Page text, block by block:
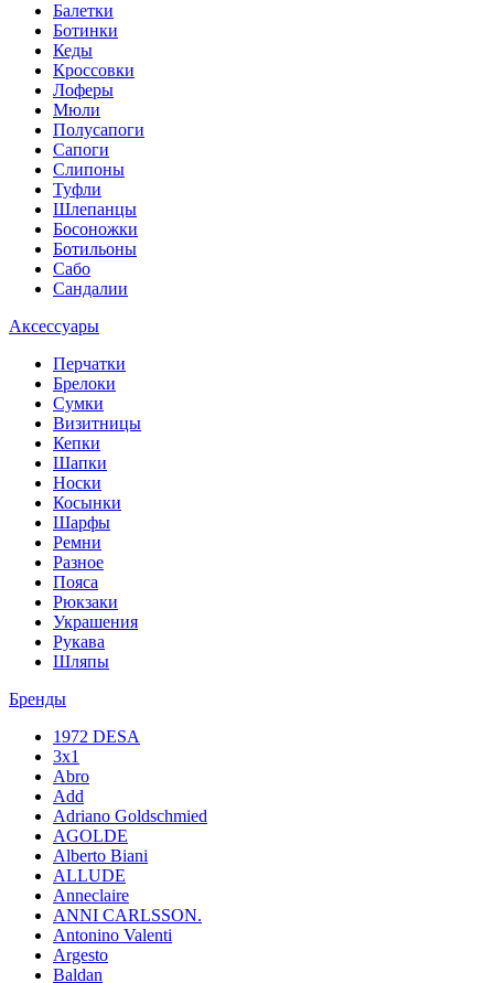
Балетки
Ботинки
Кеды
Кроссовки
Лоферы
Мюли
Полусапоги
Сапоги
Слипоны
Туфли
Шлепанцы
Босоножки
Ботильоны
Сабо
Сандалии
Аксессуары
Перчатки
Брелоки
Сумки
Визитницы
Кепки
Шапки
Носки
Косынки
Шарфы
Ремни
Разное
Пояса
Рюкзаки
Украшения
Рукава
Шляпы
Бренды
1972 DESA
3x1
Abro
Add
Adriano Goldschmied
AGOLDE
Alberto Biani
ALLUDE
Anneclaire
ANNI CARLSSON.
Antonino Valenti
Argesto
Baldan